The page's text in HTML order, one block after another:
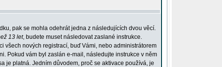
pak se mohla odehrát jedna z následujících dvou věcí.
13 let, budete muset následovat zaslané instrukce.
všech nových registrací, buď Vámi, nebo administrátorem
Pokud vám byl zaslán e-mail, následujte instrukce v něm
je platná. Jedním důvodem, proč se aktivace používá, je